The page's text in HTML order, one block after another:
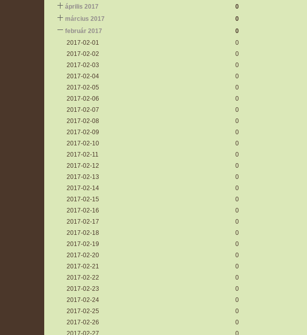
április 2017
0
március 2017
0
február 2017
0
2017-02-01
0
2017-02-02
0
2017-02-03
0
2017-02-04
0
2017-02-05
0
2017-02-06
0
2017-02-07
0
2017-02-08
0
2017-02-09
0
2017-02-10
0
2017-02-11
0
2017-02-12
0
2017-02-13
0
2017-02-14
0
2017-02-15
0
2017-02-16
0
2017-02-17
0
2017-02-18
0
2017-02-19
0
2017-02-20
0
2017-02-21
0
2017-02-22
0
2017-02-23
0
2017-02-24
0
2017-02-25
0
2017-02-26
0